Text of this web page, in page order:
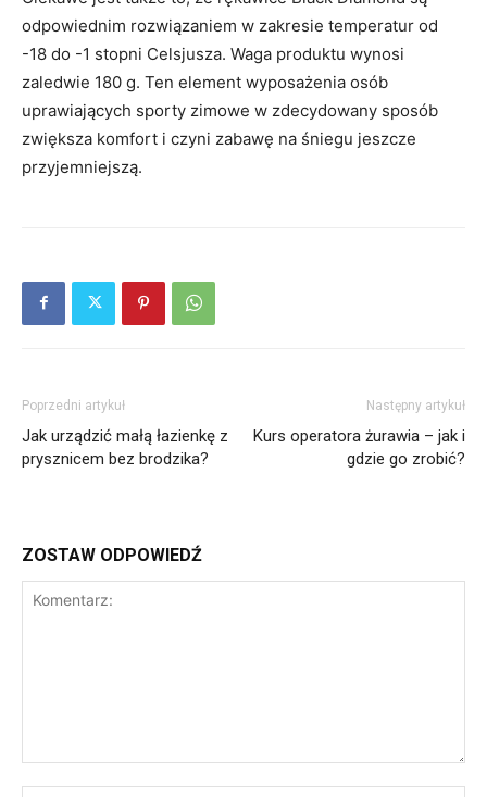
odpowiednim rozwiązaniem w zakresie temperatur od
-18 do -1 stopni Celsjusza. Waga produktu wynosi
zaledwie 180 g. Ten element wyposażenia osób
uprawiających sporty zimowe w zdecydowany sposób
zwiększa komfort i czyni zabawę na śniegu jeszcze
przyjemniejszą.
Poprzedni artykuł
Jak urządzić małą łazienkę z
prysznicem bez brodzika?
Następny artykuł
Kurs operatora żurawia – jak i
gdzie go zrobić?
ZOSTAW ODPOWIEDŹ